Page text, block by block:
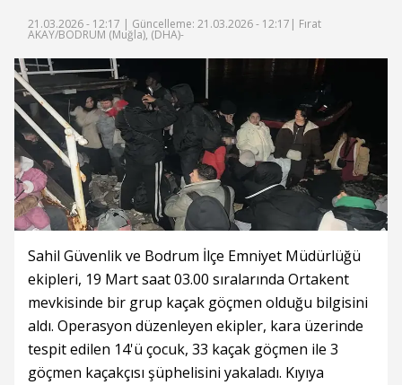
21.03.2026 - 12:17 | Güncelleme: 21.03.2026 - 12:17 | Fırat
AKAY/BODRUM (Muğla), (DHA)-
Sahil Güvenlik ve Bodrum İlçe Emniyet Müdürlüğü
ekipleri, 19 Mart saat 03.00 sıralarında Ortakent
mevkisinde bir grup kaçak göçmen olduğu bilgisini
aldı. Operasyon düzenleyen ekipler, kara üzerinde
tespit edilen 14'ü çocuk, 33 kaçak göçmen ile 3
göçmen kaçakçısı şüphelisini yakaladı. Kıyıya